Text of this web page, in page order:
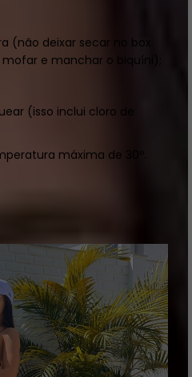
(não deixar secar no box
e manchar o biquíni);
(isso inclui cloro de
máxima de 30º.